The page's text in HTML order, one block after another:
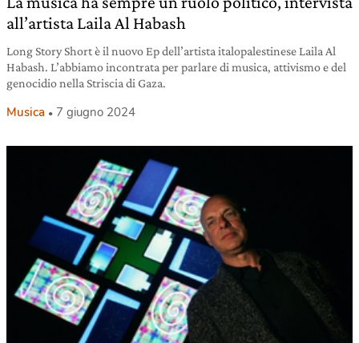
all’artista Laila Al Habash
Long Story Short è il nuovo Ep dell’artista italopalestinese Laila Al
Habash. L’abbiamo incontrata per parlare di musica, attivismo e del
genocidio nella Striscia di Gaza.
Musica 7 giugno 2024